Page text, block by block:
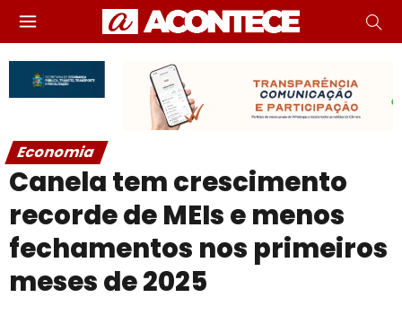
Economia
Canela tem crescimento
recorde de MEIs e menos
fechamentos nos primeiros
meses de 2025